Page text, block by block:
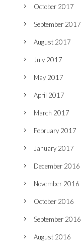
October 2017
September 2017
August 2017
July 2017
May 2017
April 2017
March 2017
February 2017
January 2017
December 2016
November 2016
October 2016
September 2016
August 2016